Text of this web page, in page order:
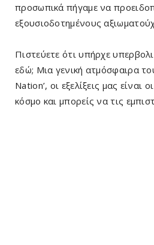
προσωπικά πήγαμε να
εξουσιοδοτημένους
Πιστεύετε ότι υπήρχε
εδώ; Μια γενική ατμόσφαιρα
Nation’, οι εξελίξεις μας είναι
κόσμο και μπορείς να τις